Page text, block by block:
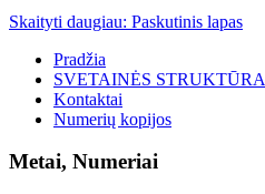
Skaityti daugiau: Paskutinis lapas
Pradžia
SVETAINĖS STRUKTŪRA
Kontaktai
Numerių kopijos
Metai, Numeriai